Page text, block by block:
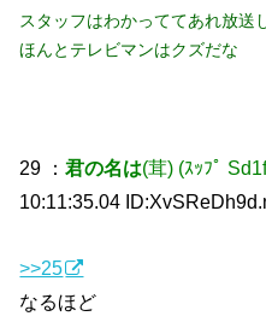
スタッフはわかっててあれ放送
ほんとテレビマンはクズだな
29 ：君の名は(茸) (ｽｯﾌﾟ
10:11:35.04
>>25
なるほど